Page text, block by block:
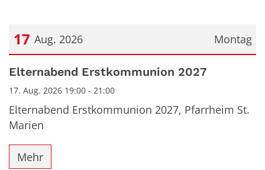
Montag
17 Aug. 2026
Datum: 17. August 2026
Elternabend Erstkommunion 2027
17. Aug. 2026 19:00 - 21:00
Elternabend Erstkommunion 2027, Pfarrheim St.
Marien
Mehr